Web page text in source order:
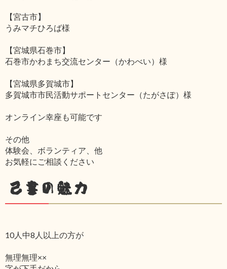
【宮古市】
うみマチひろば様
【宮城県石巻市】
石巻市かわまち交流センター（かわべい）様
【宮城県多賀城市】
多賀城市市民活動サポートセンター（たがさぽ）様
オンライン幸座も可能です
その他
体験会、ボランティア、他
お気軽にご相談ください
己書の魅力
10人中8人以上の方が
無理無理××